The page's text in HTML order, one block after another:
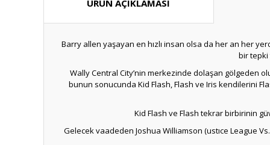
ÜRÜN AÇIKLAMASI
Barry allen yaşayan en hızlı insan olsa da her an her
bir tepki
Wally Central City’nin merkezinde dolaşan gölgeden
bunun sonucunda Kid Flash, Flash ve Iris kendilerini
Kid Flash ve Flash tekrar birbirinin
Gelecek vaadeden Joshua Williamson (ustıce League